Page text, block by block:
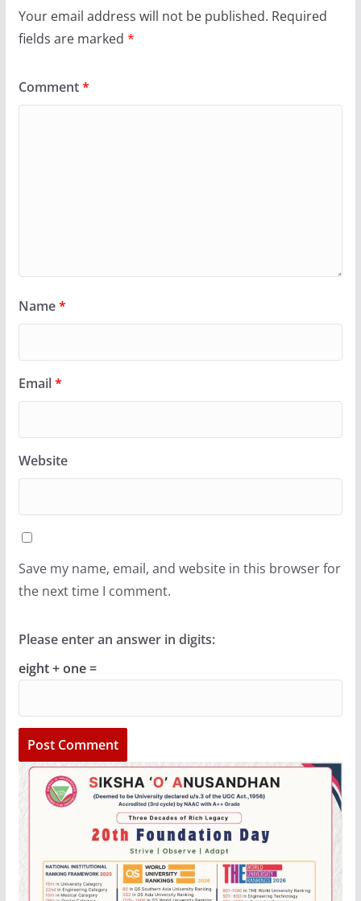
Your email address will not be published. Required
fields are marked *
Comment*
Name*
Email*
Website
Save my name, email, and website in this browser for
the next time I comment.
Please enter an answer in digits:
eight + one =